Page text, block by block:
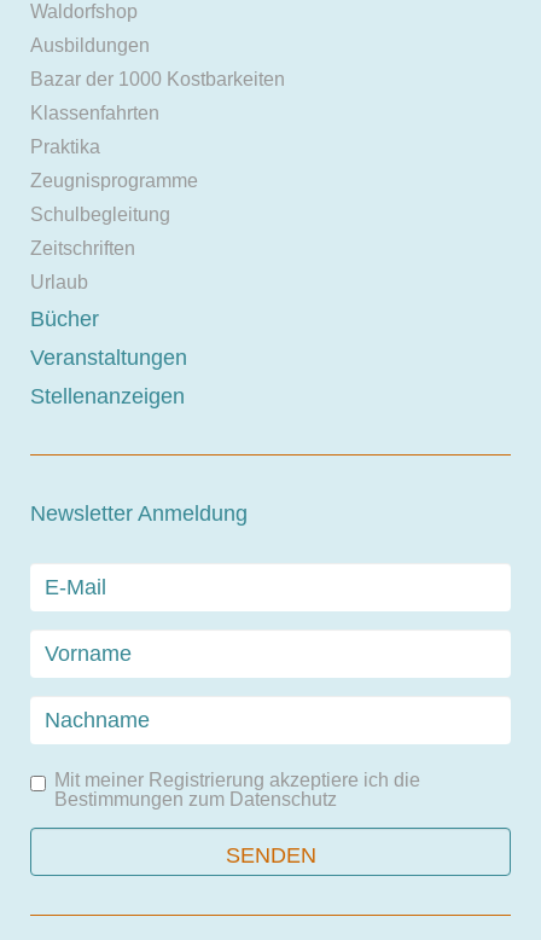
Waldorfshop
Ausbildungen
Bazar der 1000 Kostbarkeiten
Klassenfahrten
Praktika
Zeugnisprogramme
Schulbegleitung
Zeitschriften
Urlaub
Bücher
Veranstaltungen
Stellenanzeigen
Newsletter Anmeldung
Mit meiner Registrierung akzeptiere ich die
Bestimmungen zum Datenschutz